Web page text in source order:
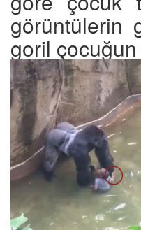
görüntülerin
goril